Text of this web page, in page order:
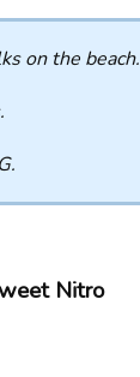
on the beach.
Nitro